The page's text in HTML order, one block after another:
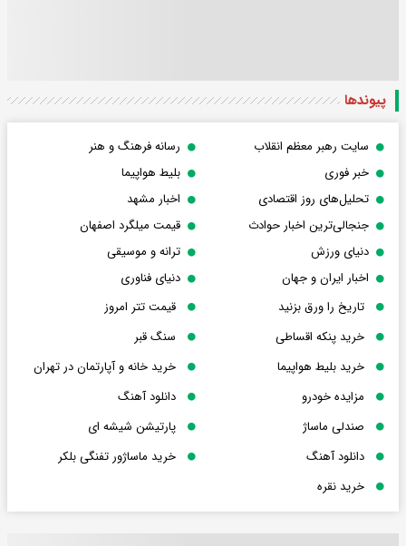
پیوندها
سایت رهبر معظم انقلاب
رسانه فرهنگ و هنر
خبر فوری
بلیط هواپیما
تحلیل‌های روز اقتصادی
اخبار مشهد
جنجالی‌ترین اخبار حوادث
قیمت میلگرد اصفهان
دنیای ورزش
ترانه و موسیقی
اخبار ایران و جهان
دنیای فناوری
تاریخ را ورق بزنید
قیمت تتر امروز
خرید پنکه اقساطی
سنگ قبر
خرید بلیط هواپیما
خرید خانه و آپارتمان در تهران
مزایده خودرو
دانلود آهنگ
صندلی ماساژ
پارتیشن شیشه ای
دانلود آهنگ
خرید ماساژور تفنگی بلکر
خرید نقره